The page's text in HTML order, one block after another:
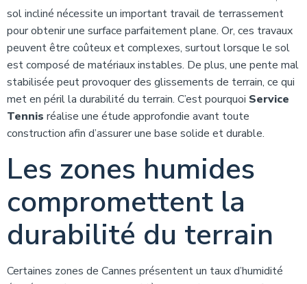
sol incliné nécessite un important travail de terrassement
pour obtenir une surface parfaitement plane. Or, ces travaux
peuvent être coûteux et complexes, surtout lorsque le sol
est composé de matériaux instables. De plus, une pente mal
stabilisée peut provoquer des glissements de terrain, ce qui
met en péril la durabilité du terrain. C’est pourquoi Service
Tennis réalise une étude approfondie avant toute
construction afin d’assurer une base solide et durable.
Les zones humides
compromettent la
durabilité du terrain
Certaines zones de Cannes présentent un taux d’humidité